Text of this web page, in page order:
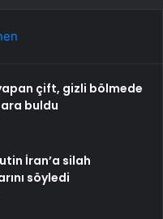
çift, gizli bölmede
buldu
İran’a silah
söyledi